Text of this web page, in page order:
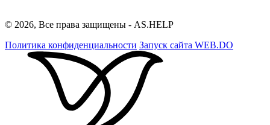
© 2026, Все права защищены - AS.HELP
Политика конфиденциальности Запуск сайта WEB.DO